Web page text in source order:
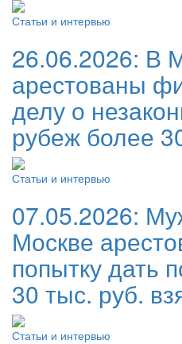
Статьи и интервью
26.06.2026: В
арестованы
делу о
рубеж более
Статьи и интервью
07.05.2026:
Москве
попытку дать
30 тыс. руб.
Статьи и интервью